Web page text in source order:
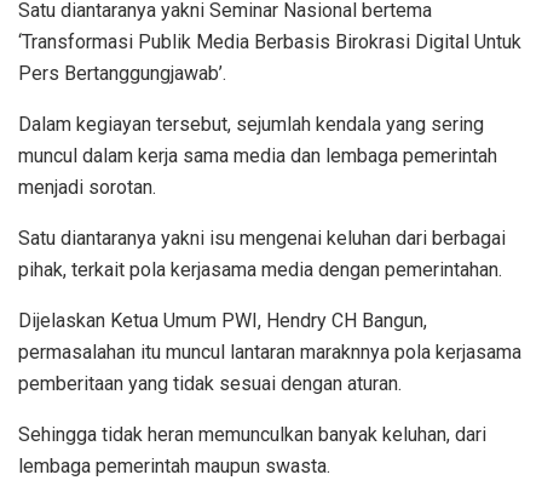
Satu diantaranya yakni Seminar Nasional bertema
‘Transformasi Publik Media Berbasis Birokrasi Digital Untuk
Pers Bertanggungjawab’.
Dalam kegiayan tersebut, sejumlah kendala yang sering
muncul dalam kerja sama media dan lembaga pemerintah
menjadi sorotan.
Satu diantaranya yakni isu mengenai keluhan dari berbagai
pihak, terkait pola kerjasama media dengan pemerintahan.
Dijelaskan Ketua Umum PWI, Hendry CH Bangun,
permasalahan itu muncul lantaran maraknnya pola kerjasama
pemberitaan yang tidak sesuai dengan aturan.
Sehingga tidak heran memunculkan banyak keluhan, dari
lembaga pemerintah maupun swasta.